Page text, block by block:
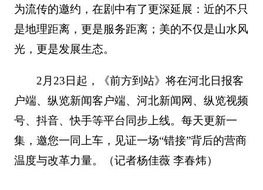
为流传的邀约，在剧中有了更深延展：近的不只
是地理距离，更是服务距离；美的不仅是山水风
光，更是发展生态。
2月23日起，《前方到站》将在河北日报客
户端、纵览新闻客户端、河北新闻网、纵览视频
号、抖音、快手等平台同步上线。每天更新一
集，邀您一同上车，见证一场“错接”背后的营商
温度与改革力量。
（记者杨佳薇 李春炜）